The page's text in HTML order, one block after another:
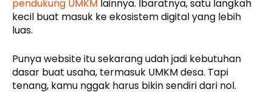
pendukung UMKM lainnya. Ibaratnya, satu langkah
kecil buat masuk ke ekosistem digital yang lebih
luas.
Punya website itu sekarang udah jadi kebutuhan
dasar buat usaha, termasuk UMKM desa. Tapi
tenang, kamu nggak harus bikin sendiri dari nol.